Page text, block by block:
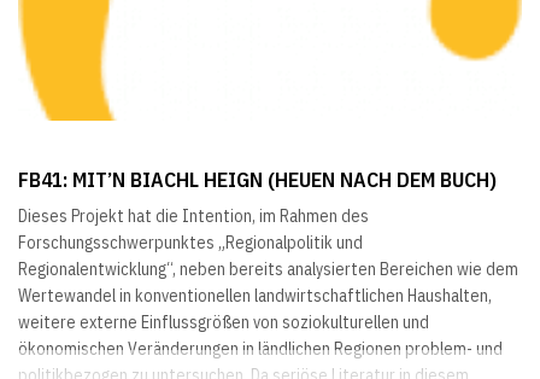
FB41: MIT’N BIACHL HEIGN (HEUEN NACH DEM BUCH)
Dieses Projekt hat die Intention, im Rahmen des
Forschungsschwerpunktes „Regionalpolitik und
Regionalentwicklung“, neben bereits analysierten Bereichen wie dem
Wertewandel in konventionellen landwirtschaftlichen Haushalten,
weitere externe Einflussgrößen von soziokulturellen und
ökonomischen Veränderungen in ländlichen Regionen problem- und